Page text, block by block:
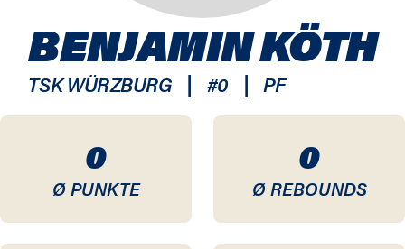
0
Ø PUNKTE
0
Ø REBOUNDS
BENJAMIN KÖTH
TSK WÜRZBURG | #0 | PF